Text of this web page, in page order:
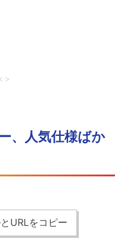
>
、人気仕様ばか
URLをコピー